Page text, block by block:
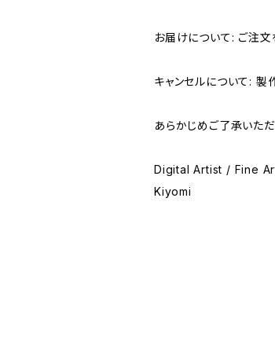
お届けについて: ご注文
キャンセルについて: 製
あらかじめご了承いた
Digital Artist / Fine
Kiyomi